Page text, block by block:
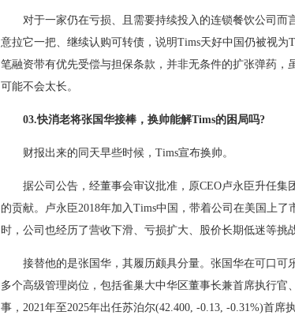
对于一家仍在亏损、且需要持续投入的连锁餐饮公司而
意拉它一把、继续认购可转债，说明Tims天好中国仍被视为
笔融资带有优先受偿与担保条款，并非无条件的扩张弹药，
可能不会太长。
03.快消老将张国华接棒，换帅能解Tims的困局吗?
财报出来的同天早些时候，Tims宣布换帅。
据公司公告，经董事会审议批准，原CEO卢永臣升任集
的贡献。卢永臣2018年加入Tims中国，带着公司在美国上
时，公司也经历了营收下滑、亏损扩大、股价长期低迷等挑
接替他的是张国华，其履历颇具分量。张国华在可口可
多个高级管理岗位，包括雀巢大中华区董事长兼首席执行
事，2021年至2025年出任苏泊尔(42.400, -0.13, -0.31%)首席执